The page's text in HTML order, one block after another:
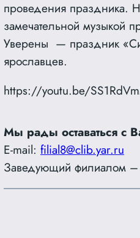
проведения праздника.
замечательной музыкой
Уверены — праздник
ярославцев.
https://youtu.be/
Мы рады оставаться с
E-mail: filial8@clib.yar.ru
Заведующий филиалом –